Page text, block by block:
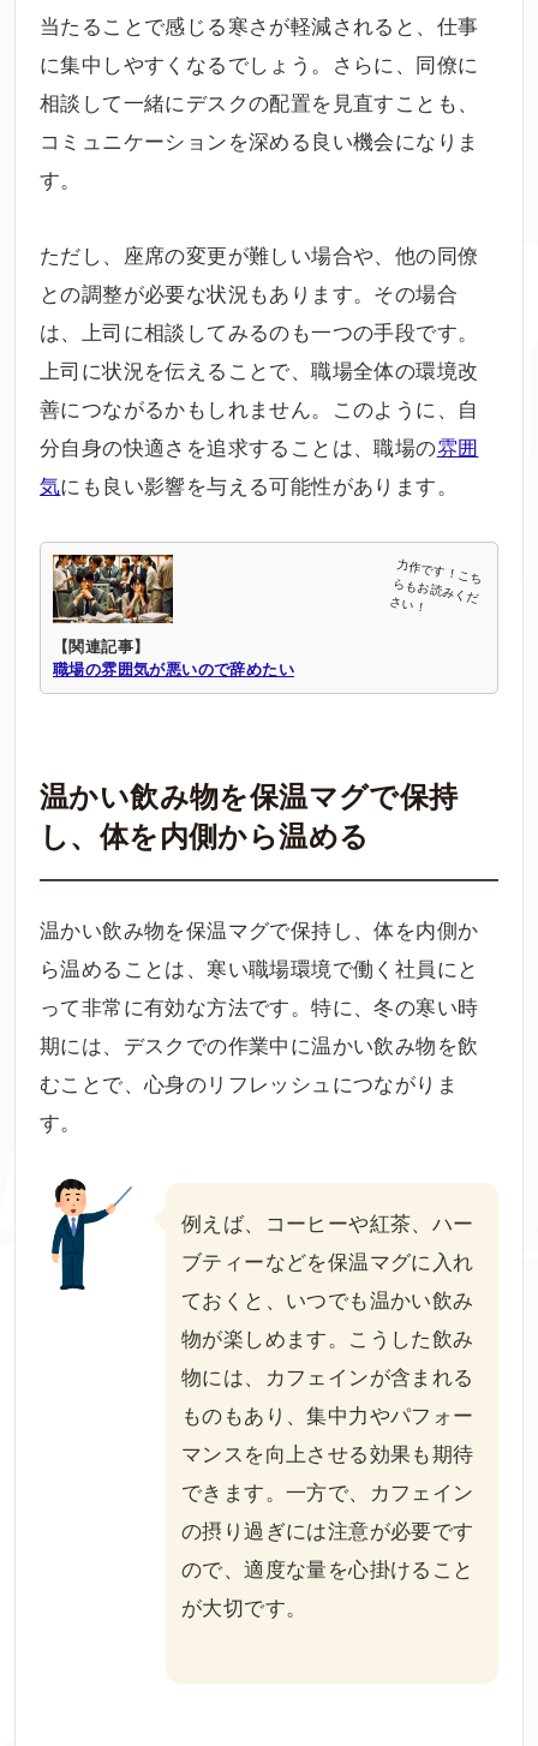
当たることで感じる寒さが軽減されると、仕事
に集中しやすくなるでしょう。さらに、同僚に
相談して一緒にデスクの配置を見直すことも、
コミュニケーションを深める良い機会になりま
す。
ただし、座席の変更が難しい場合や、他の同僚
との調整が必要な状況もあります。その場合
は、上司に相談してみるのも一つの手段です。
上司に状況を伝えることで、職場全体の環境改
善につながるかもしれません。このように、自
分自身の快適さを追求することは、職場の雰囲
気にも良い影響を与える可能性があります。
【関連記事】
職場の雰囲気が悪いので辞めたい
温かい飲み物を保温マグで保持
し、体を内側から温める
温かい飲み物を保温マグで保持し、体を内側か
ら温めることは、寒い職場環境で働く社員にと
って非常に有効な方法です。特に、冬の寒い時
期には、デスクでの作業中に温かい飲み物を飲
むことで、心身のリフレッシュにつながりま
す。
例えば、コーヒーや紅茶、ハー
ブティーなどを保温マグに入れ
ておくと、いつでも温かい飲み
物が楽しめます。こうした飲み
物には、カフェインが含まれる
ものもあり、集中力やパフォー
マンスを向上させる効果も期待
できます。一方で、カフェイン
の摂り過ぎには注意が必要です
ので、適度な量を心掛けること
が大切です。